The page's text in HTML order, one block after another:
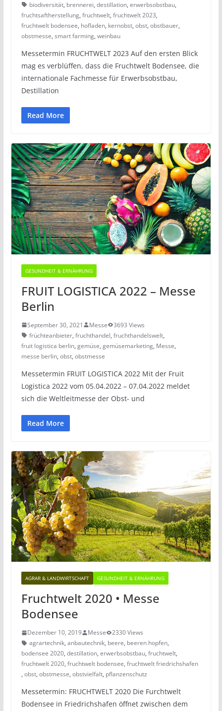
biodiversität, brennerei, destillation, erwerbsobstbau,
fruchtsaftherstellung, fruchtwelt, fruchtwelt 2023,
fruchtwelt bodensee, hofladen, kernobst, obst, obstbauer,
obstmesse, smart farming, weinbau
Messetermin FRUCHTWELT 2023 Auf den ersten Blick
mag es verblüffen, dass die Fruchtwelt Bodensee, die
internationale Fachmesse für Erwerbsobstbau,
Destillation
Read More
GESUNDHEIT & ERNÄHRUNG
FRUIT LOGISTICA 2022 – Messe
Berlin
September 30, 2021 Messe
3693 Views
früchteanbieter, fruchthandel, fruchthandelswelt,
fruit logistica berlin, gemüse, gemüsemarketing, Messe,
messe berlin, obst, obstmesse
Messetermin FRUIT LOGISTICA 2022 Mit der Fruit
Logistica 2022 vom 05.04.2022 – 07.04.2022 meldet
sich die Weltleitmesse der Obst- und
Read More
AGRAR & LANDWIRTSCHAFT GESUNDHEIT & ERNÄHRUNG
Fruchtwelt 2020 • Messe
Bodensee
Dezember 10, 2019 Messe
2330 Views
agrartechnik, anbautechnik, beere, beeren hopfen,
bodensee 2020, destillation, erwerbsobstbau, fruchtwelt,
fruchtwelt 2020, fruchtwelt bodensee, fruchtwelt friedrichshafen
, obst, obstmesse, obstvielfalt, pflanzenschutz
Messetermin: FRUCHTWELT 2020 Die Furchtwelt
Bodensee in Friedrichshafen öffnet zwischen dem